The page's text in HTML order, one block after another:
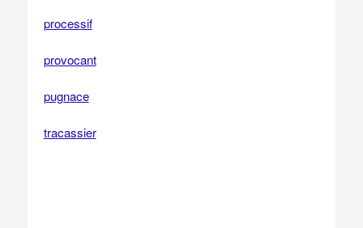
processif
provocant
pugnace
tracassier